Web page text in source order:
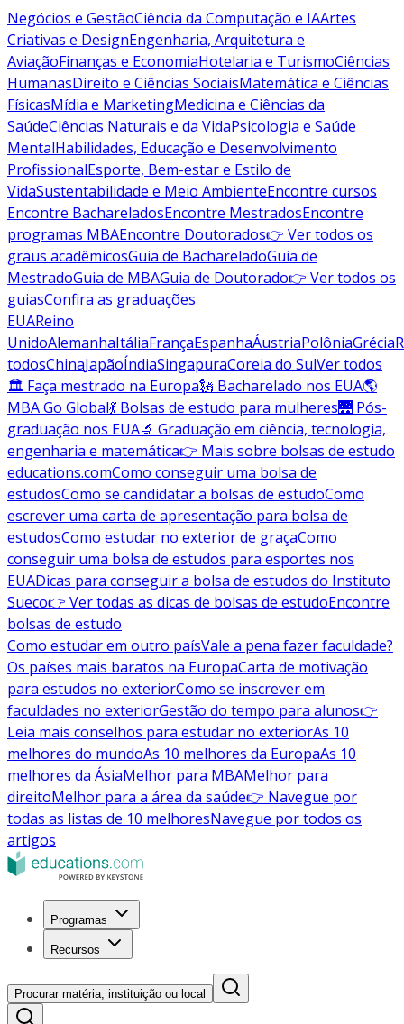
Negócios e GestãoCiência da Computação e IAArtes
Criativas e DesignEngenharia, Arquitetura e
AviaçãoFinanças e EconomiaHotelaria e TurismoCiências
HumanasDireito e Ciências SociaisMatemática e Ciências
FísicasMídia e MarketingMedicina e Ciências da
SaúdeCiências Naturais e da VidaPsicologia e Saúde
MentalHabilidades, Educação e Desenvolvimento
ProfissionalEsporte, Bem-estar e Estilo de
VidaSustentabilidade e Meio AmbienteEncontre cursos
Encontre BachareladosEncontre MestradosEncontre
programas MBAEncontre Doutorados👉 Ver todos os
graus acadêmicosGuia de BachareladoGuia de
MestradoGuia de MBAGuia de Doutorado👉 Ver todos os
guiasConfira as graduações
EUAReino
UnidoAlemanhaItáliaFrançaEspanhaÁustriaPolôniaGrécia
todosChinaJapãoÍndiaSingapuraCoreia do SulVer todos
🏛 Faça mestrado na Europa🗽 Bacharelado nos EUA🌎
MBA Go Global💃 Bolsas de estudo para mulheres🌉 Pós-
graduação nos EUA🔬 Graduação em ciência, tecnologia,
engenharia e matemática👉 Mais sobre bolsas de estudo
educations.comComo conseguir uma bolsa de
estudosComo se candidatar a bolsas de estudoComo
escrever uma carta de apresentação para bolsa de
estudosComo estudar no exterior de graçaComo
conseguir uma bolsa de estudos para esportes nos
EUADicas para conseguir a bolsa de estudos do Instituto
Sueco👉 Ver todas as dicas de bolsas de estudoEncontre
bolsas de estudo
Como estudar em outro paísVale a pena fazer faculdade?
Os países mais baratos na EuropaCarta de motivação
para estudos no exteriorComo se inscrever em
faculdades no exteriorGestão do tempo para alunos👉
Leia mais conselhos para estudar no exteriorAs 10
melhores do mundoAs 10 melhores da EuropaAs 10
melhores da ÁsiaMelhor para MBAMelhor para
direitoMelhor para a área da saúde👉 Navegue por
todas as listas de 10 melhoresNavegue por todos os
artigos
Programas
Recursos
Procurar matéria, instituição ou local